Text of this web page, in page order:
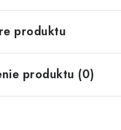
produktu
produktu (0)